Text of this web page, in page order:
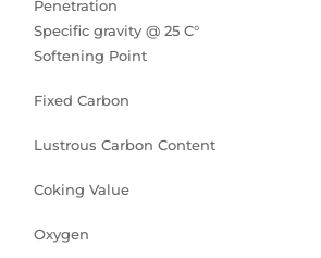
Penetration
Specific gravity @ 25 C°
Softening Point
Fixed Carbon
Lustrous Carbon Content
Coking Value
Oxygen